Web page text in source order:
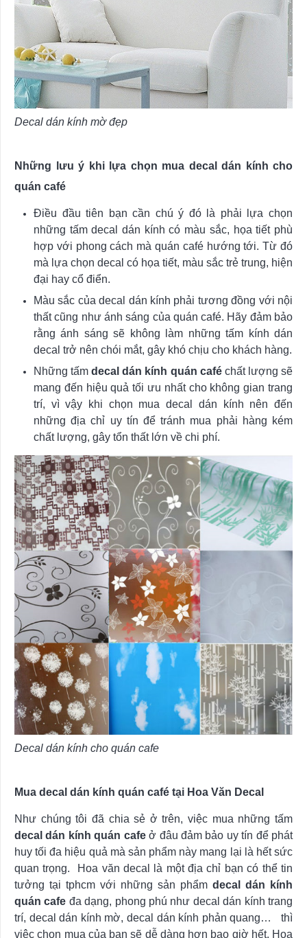
Decal dán kính mờ đẹp
Những lưu ý khi lựa chọn mua decal dán kính cho
quán café
Điều đầu tiên bạn cần chú ý đó là phải lựa chọn
những tấm decal dán kính có màu sắc, họa tiết phù
hợp với phong cách mà quán café hướng tới. Từ đó
mà lựa chọn decal có họa tiết, màu sắc trẻ trung, hiện
đại hay cổ điển.
Màu sắc của decal dán kính phải tương đồng với nội
thất cũng như ánh sáng của quán café. Hãy đảm bảo
rằng ánh sáng sẽ không làm những tấm kính dán
decal trở nên chói mắt, gây khó chịu cho khách hàng.
Những tấmdecal dán kính quán caféchất lượng sẽ
mang đến hiệu quả tối ưu nhất cho không gian trang
trí, vì vậy khi chọn mua decal dán kính nên đến
những địa chỉ uy tín để tránh mua phải hàng kém
chất lượng, gây tổn thất lớn về chi phí.
Decal dán kính cho quán cafe
Mua decal dán kính quán café tại Hoa Văn Decal
Như chúng tôi đã chia sẻ ở trên, việc mua những tấm
decal dán kính quán cafeở đâu đảm bảo uy tín để phát
huy tối đa hiệu quả mà sản phẩm này mang lại là hết sức
quan trọng. Hoa văn decal là một địa chỉ bạn có thể tin
tưởng tại tphcm với những sản phẩm decal dán kính
quán cafe đa dạng, phong phú như decal dán kính trang
trí, decal dán kính mờ, decal dán kính phản quang… thì
việc chọn mua của bạn sẽ dễ dàng hơn bao giờ hết. Hoa